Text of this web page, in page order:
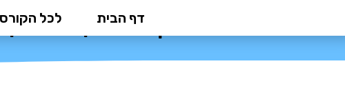
דף הבית לכלקורס נדלן: